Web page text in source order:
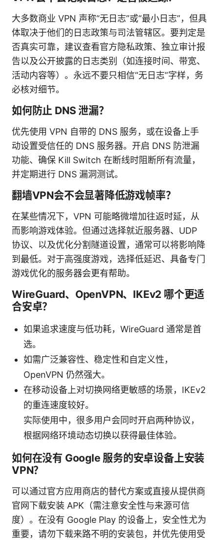
大多数商业 VPN 声称“无日志”或“最小日志”，但具
体取决于他们的日志政策与司法管辖区。要判定是
否真实可靠，建议查看官方隐私政策、独立审计报
告以及公开披露的日志类别（如连接时间、带宽、
活动内容等）。永远不要只相信“无日志”字样，务
必核对细节。
如何防止 DNS 泄漏？
优先使用 VPN 自带的 DNS 服务，或在设备上手
动设置受信任的 DNS 服务器。开启 DNS 防泄漏
功能、确保 Kill Switch 在断线时阻断所有流量，
并定期进行 DNS 漏洞测试。
翻墙VPN会不会显著降低游戏帧率？
在某些情况下，VPN 可能略微增加往返时延，从
而影响游戏体验。但通过选择就近服务器、UDP
协议、以及优化分割隧道设置，通常可以将影响降
到最低。对于高强度游戏，选择低延迟、具备专门
游戏优化的服务器会更有帮助。
WireGuard、OpenVPN、IKEv2 哪个更适
合安卓？
如果追求速度与低功耗，WireGuard 通常是首
选。
如需广泛兼容性、稳定性和自定义性，
OpenVPN 仍然强大。
在移动设备上对切换网络更敏感的场景，IKEv2
的重连速度较好。
实际使用中，很多用户会同时开启两种协议，
根据网络环境动态切换以获得最佳体验。
如何在没有 Google 服务的安卓设备上安装
VPN？
可以通过官方应用商店的替代方案或直接从提供商
官网下载安装 APK（需注意安全性与来源可信
度）。在没有 Google Play 的设备上，安全性尤为
重要，请勿下载来路不明的安装包，并优先使用受